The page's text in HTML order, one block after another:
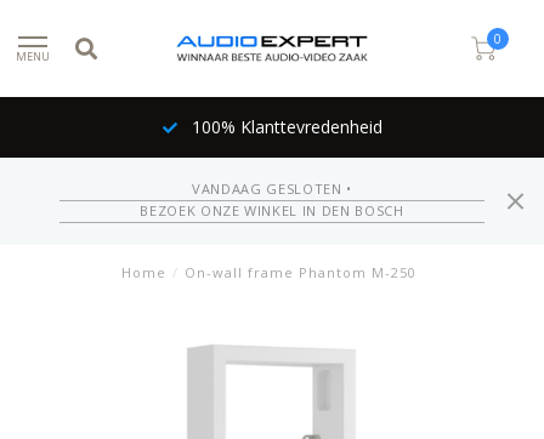
MENU
0
100% Klanttevredenheid
VANDAAG GESLOTEN •
BEZOEK ONZE WINKEL IN DEN BOSCH
Home / On-wall frame Phantom M-250